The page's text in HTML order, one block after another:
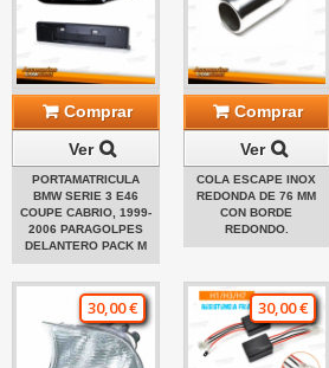
Comprar
Ver
PORTAMATRICULA
BMW SERIE 3 E46
COUPE CABRIO, 1999-
2006 PARAGOLPES
DELANTERO PACK M
Comprar
Ver
COLA ESCAPE INOX
REDONDA DE 76 MM
CON BORDE
REDONDO.
30,00 € 30,00 €